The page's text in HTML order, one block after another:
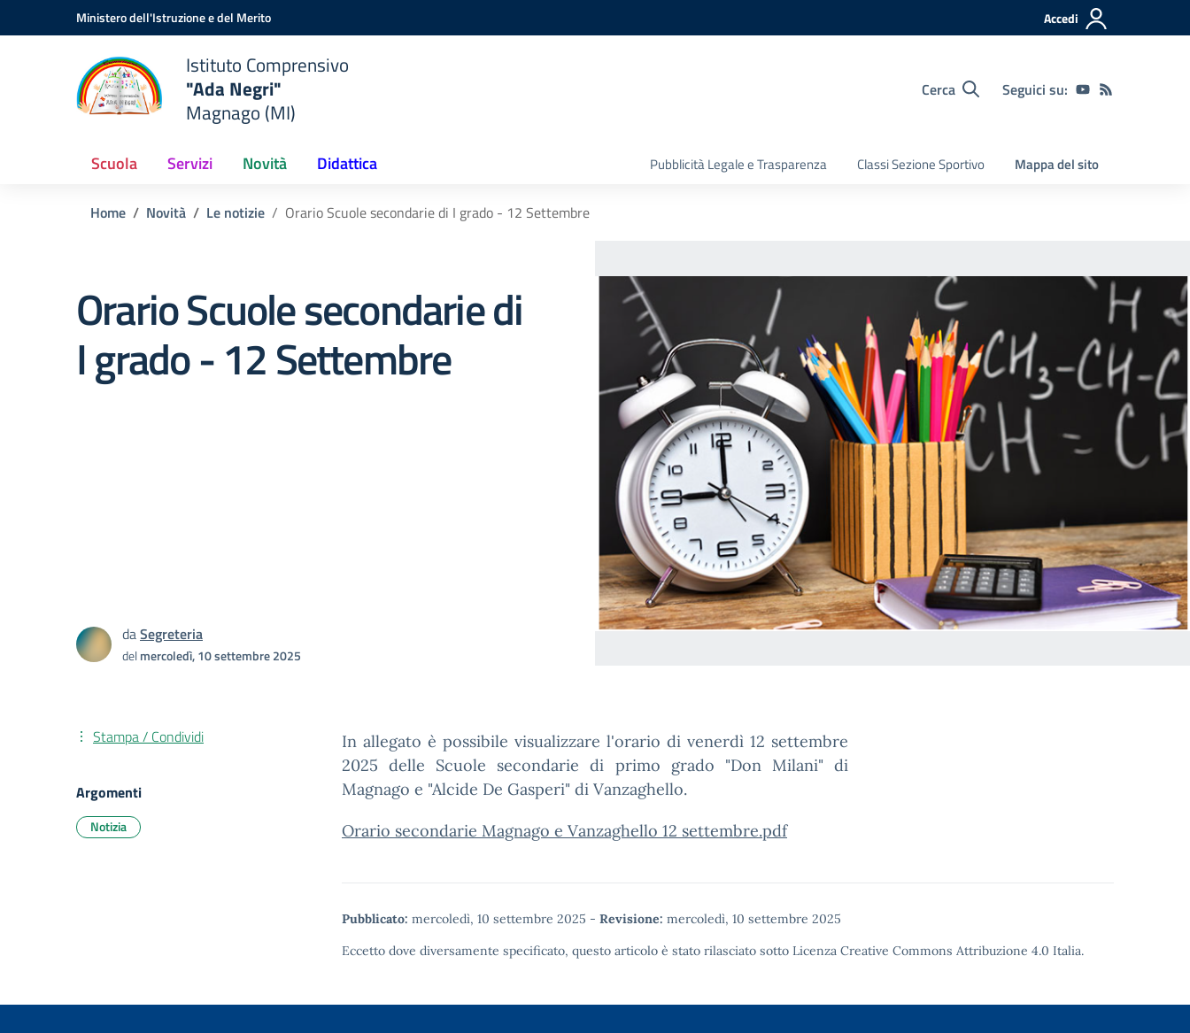
Vai ai contenuti
Vai al menu di navigazioneMinistero dell'Istruzione e del Merito Accedi
Istituto Comprensivo
"Ada Negri"
Magnago (MI)
Cerca Seguici su:
Scuola Servizi Novità Didattica Pubblicità Legale e Trasparenza Classi Sezione Sportivo Mappa del sito
Home Novità Le notizie Orario Scuole secondarie di I grado - 12 Settembre
Orario Scuole secondarie di
I grado - 12 Settembre
daSegreteria
delmercoledì, 10 settembre 2025
In allegato è possibile visualizzare l'orario di venerdì 12 settembre
2025 delle Scuole secondarie di primo grado "Don Milani" di
Magnago e "Alcide De Gasperi" di Vanzaghello.
Orario secondarie Magnago e Vanzaghello 12 settembre.pdf
Pubblicato: mercoledì, 10 settembre 2025 - Revisione: mercoledì, 10 settembre 2025
Eccetto dove diversamente specificato, questo articolo è stato rilasciato sotto Licenza Creative Commons Attribuzione 4.0 Italia.
Stampa / Condividi
Argomenti
Notizia